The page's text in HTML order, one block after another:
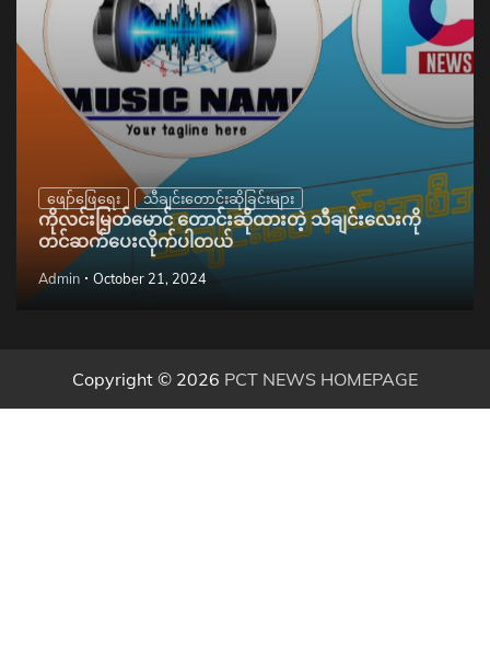
ဖျော်ဖြေရေး သီချင်းတောင်းဆိုခြင်းများ
ကိုလင်းမြတ်မောင် တောင်းဆိုထားတဲ့ သီချင်းလေးကို
တင်ဆက်ပေးလိုက်ပါတယ်
Admin October 21, 2024
Copyright © 2026 PCT NEWS HOMEPAGE